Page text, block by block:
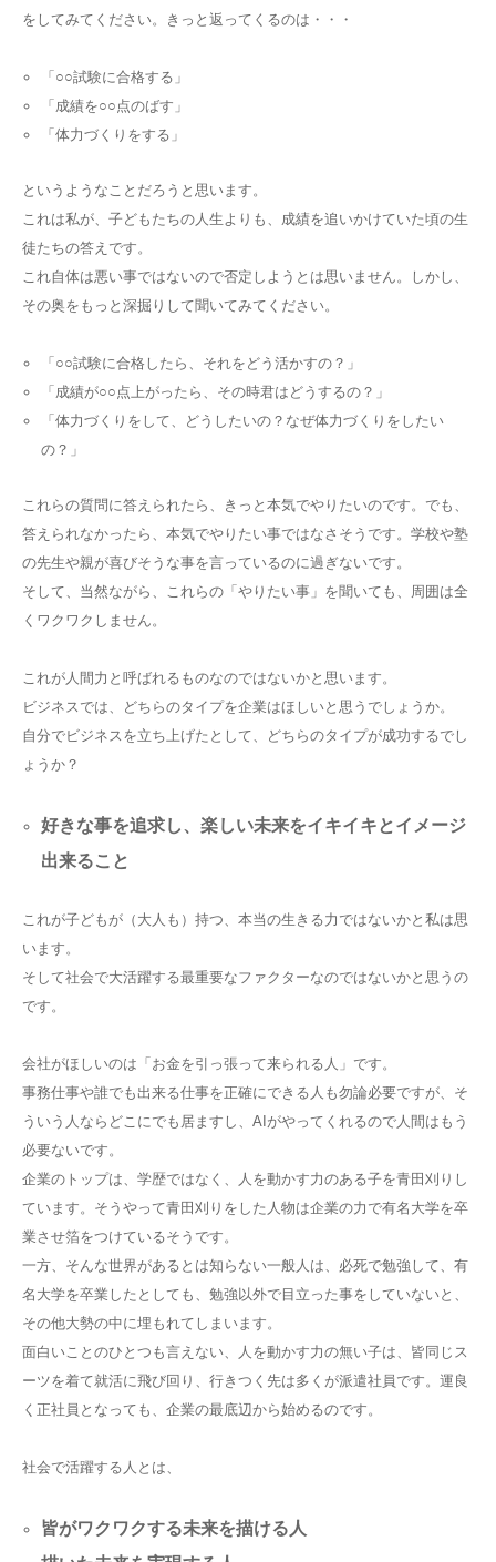
をしてみてください。きっと返ってくるのは・・・
「○○試験に合格する」
「成績を○○点のばす」
「体力づくりをする」
というようなことだろうと思います。
これは私が、子どもたちの人生よりも、成績を追いかけていた頃の生
徒たちの答えです。
これ自体は悪い事ではないので否定しようとは思いません。しかし、
その奥をもっと深掘りして聞いてみてください。
「○○試験に合格したら、それをどう活かすの？」
「成績が○○点上がったら、その時君はどうするの？」
「体力づくりをして、どうしたいの？なぜ体力づくりをしたい
の？」
これらの質問に答えられたら、きっと本気でやりたいのです。でも、
答えられなかったら、本気でやりたい事ではなさそうです。学校や塾
の先生や親が喜びそうな事を言っているのに過ぎないです。
そして、当然ながら、これらの「やりたい事」を聞いても、周囲は全
くワクワクしません。
これが人間力と呼ばれるものなのではないかと思います。
ビジネスでは、どちらのタイプを企業はほしいと思うでしょうか。
自分でビジネスを立ち上げたとして、どちらのタイプが成功するでし
ょうか？
好きな事を追求し、楽しい未来をイキイキとイメージ
出来ること
これが子どもが（大人も）持つ、本当の生きる力ではないかと私は思
います。
そして社会で大活躍する最重要なファクターなのではないかと思うの
です。
会社がほしいのは「お金を引っ張って来られる人」です。
事務仕事や誰でも出来る仕事を正確にできる人も勿論必要ですが、そ
ういう人ならどこにでも居ますし、AIがやってくれるので人間はもう
必要ないです。
企業のトップは、学歴ではなく、人を動かす力のある子を青田刈りし
ています。そうやって青田刈りをした人物は企業の力で有名大学を卒
業させ箔をつけているそうです。
一方、そんな世界があるとは知らない一般人は、必死で勉強して、有
名大学を卒業したとしても、勉強以外で目立った事をしていないと、
その他大勢の中に埋もれてしまいます。
面白いことのひとつも言えない、人を動かす力の無い子は、皆同じス
ーツを着て就活に飛び回り、行きつく先は多くが派遣社員です。運良
く正社員となっても、企業の最底辺から始めるのです。
社会で活躍する人とは、
皆がワクワクする未来を描ける人